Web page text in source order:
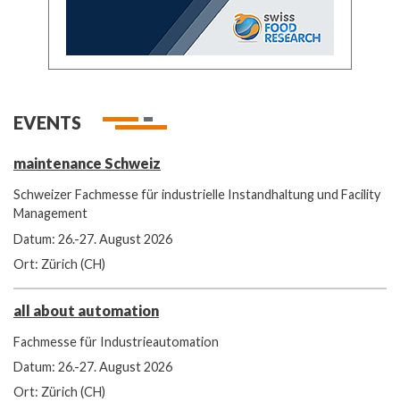
EVENTS
maintenance Schweiz
Schweizer Fachmesse für industrielle Instandhaltung und Facility
Management
Datum: 26.-27. August 2026
Ort: Zürich (CH)
all about automation
Fachmesse für Industrieautomation
Datum: 26.-27. August 2026
Ort: Zürich (CH)